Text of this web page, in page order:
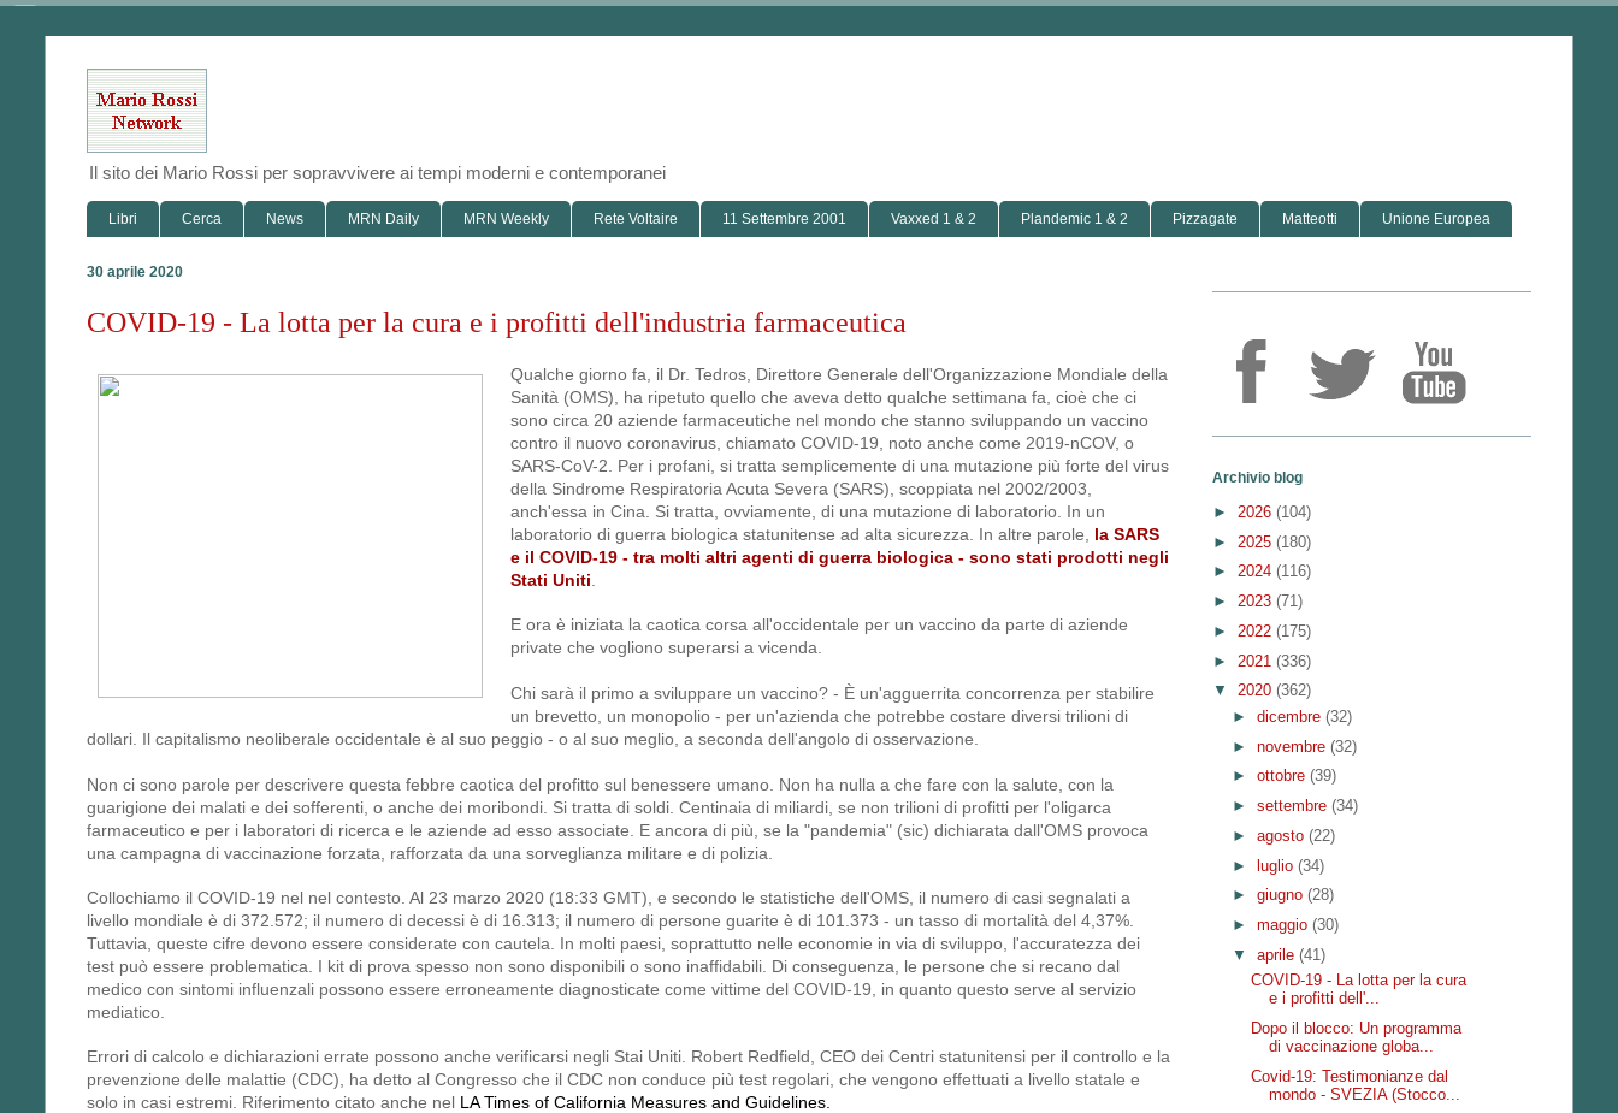
Il sito dei Mario Rossi per sopravvivere ai tempi moderni e contemporanei
Libri Cerca News MRN Daily MRN Weekly Rete Voltaire 11 Settembre 2001 Vaxxed 1 & 2 Plandemic 1 & 2 Pizzagate Matteotti Unione Europea
30 aprile 2020
COVID-19 - La lotta per la cura e i profitti dell'industria farmaceutica
Qualche giorno fa, il Dr. Tedros, Direttore Generale dell'Organizzazione Mondiale della
Sanità (OMS), ha ripetuto quello che aveva detto qualche settimana fa, cioè che ci
sono circa 20 aziende farmaceutiche nel mondo che stanno sviluppando un vaccino
contro il nuovo coronavirus, chiamato COVID-19, noto anche come 2019-nCOV, o
SARS-CoV-2. Per i profani, si tratta semplicemente di una mutazione più forte del virus
della Sindrome Respiratoria Acuta Severa (SARS), scoppiata nel 2002/2003,
anch'essa in Cina. Si tratta, ovviamente, di una mutazione di laboratorio. In un
laboratorio di guerra biologica statunitense ad alta sicurezza. In altre parole, la SARS
e il COVID-19 - tra molti altri agenti di guerra biologica - sono stati prodotti negli
Stati Uniti
E ora è iniziata la caotica corsa all'occidentale per un vaccino da parte di aziende
private che vogliono superarsi a vicenda.
Chi sarà il primo a sviluppare un vaccino? - È un'agguerrita concorrenza per stabilire
un brevetto, un monopolio - per un'azienda che potrebbe costare diversi trilioni di
dollari. Il capitalismo neoliberale occidentale è al suo peggio - o al suo meglio, a seconda dell'angolo di osservazione.
Non ci sono parole per descrivere questa febbre caotica del profitto sul benessere umano. Non ha nulla a che fare con la salute, con la
guarigione dei malati e dei sofferenti, o anche dei moribondi. Si tratta di soldi. Centinaia di miliardi, se non trilioni di profitti per l'oligarca
farmaceutico e per i laboratori di ricerca e le aziende ad esso associate. E ancora di più, se la "pandemia" (sic) dichiarata dall'OMS provoca
una campagna di vaccinazione forzata, rafforzata da una sorveglianza militare e di polizia.
Collochiamo il COVID-19 nel nel contesto. Al 23 marzo 2020 (18:33 GMT), e secondo le statistiche dell'OMS, il numero di casi segnalati a
livello mondiale è di 372.572; il numero di decessi è di 16.313; il numero di persone guarite è di 101.373 - un tasso di mortalità del 4,37%.
Tuttavia, queste cifre devono essere considerate con cautela. In molti paesi, soprattutto nelle economie in via di sviluppo, l'accuratezza dei
test può essere problematica. I kit di prova spesso non sono disponibili o sono inaffidabili. Di conseguenza, le persone che si recano dal
medico con sintomi influenzali possono essere erroneamente diagnosticate come vittime del COVID-19, in quanto questo serve al servizio
mediatico.
Errori di calcolo e dichiarazioni errate possono anche verificarsi negli Stai Uniti. Robert Redfield, CEO dei Centri statunitensi per il controllo e la
prevenzione delle malattie (CDC), ha detto al Congresso che il CDC non conduce più test regolari, che vengono effettuati a livello statale e
solo in casi estremi. Riferimento citato anche nel LA Times of California Measures and Guidelines.
Archivio blog
► 2026 (104)
► 2025 (180)
► 2024 (116)
► 2023 (71)
► 2022 (175)
► 2021 (336)
▼ 2020 (362)
► dicembre (32)
► novembre (32)
► ottobre (39)
► settembre (34)
► agosto (22)
► luglio (34)
► giugno (28)
► maggio (30)
▼ aprile (41)
COVID-19 - La lotta per la cura
e i profitti dell'...
Dopo il blocco: Un programma
di vaccinazione globa...
Covid-19: Testimonianze dal
mondo - SVEZIA (Stocco...